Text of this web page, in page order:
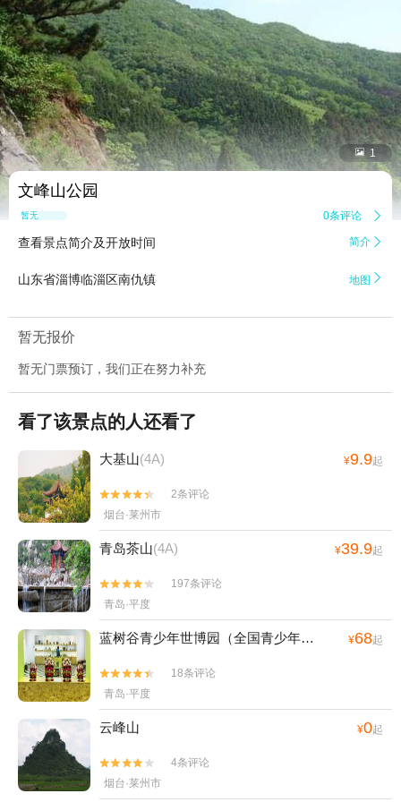
 1
文峰山公园
暂无点评 0条评论 
查看景点简介及开放时间 简介 
山东省淄博临淄区南仇镇 地图 
暂无报价
暂无门票预订，我们正在努力补充
看了该景点的人还看了
大基山(4A) ¥9.9起


2条评论
烟台·莱州市
青岛茶山(4A) ¥39.9起


197条评论
青岛·平度
蓝树谷青少年世博园（全国青少年社会职业体验中心） ¥68起


18条评论
青岛·平度
云峰山 ¥0起


4条评论
烟台·莱州市
